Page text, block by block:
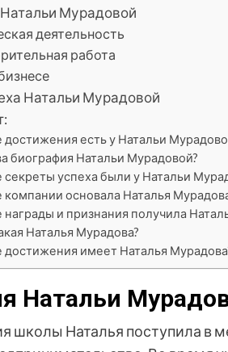
Мурадовой
деятельность
работа
Натальи Мурадовой
достижения есть у Натальи
биография Натальи Мурадовой?
секреты успеха были у Натальи
компании основала Наталья
награды и признания получила
Наталья Мурадова?
достижения имеет Наталья
Натальи
школы Наталья поступила в